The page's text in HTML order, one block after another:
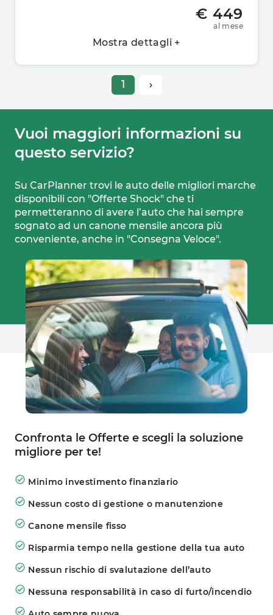
€ 449
al mese
Mostra dettagli +
1 ›
Vuoi maggiori informazioni su
questo servizio?
Su CarPlanner trovi le auto delle migliori marche
disponibili con "Offerte Shock" che ti
permetteranno di avere l’auto che hai sempre
sognato ad un canone mensile ancora più
conveniente, anche in "Consegna Veloce".
Confronta le Offerte e scegli la soluzione
migliore per te!
Minimo investimento finanziario
Nessun costo di gestione o manutenzione
Canone mensile fisso
Risparmia tempo nella gestione della tua auto
Nessun rischio di svalutazione dell’auto
Nessuna responsabilità in caso di furto/incendio